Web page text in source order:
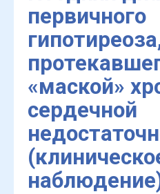
первичного
«маской»
сердечной